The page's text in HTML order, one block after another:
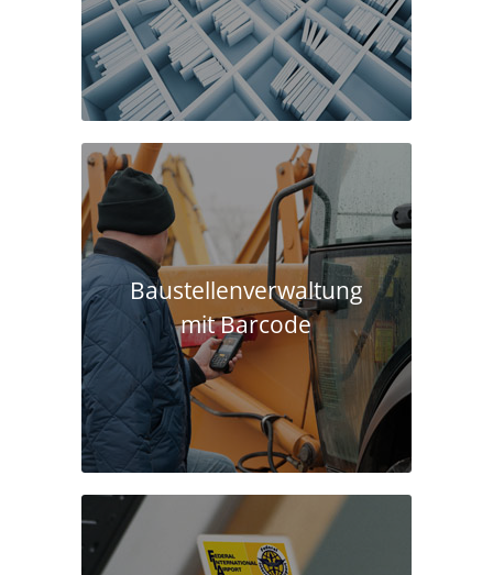
Baustellen­verwaltung
mit Barcode